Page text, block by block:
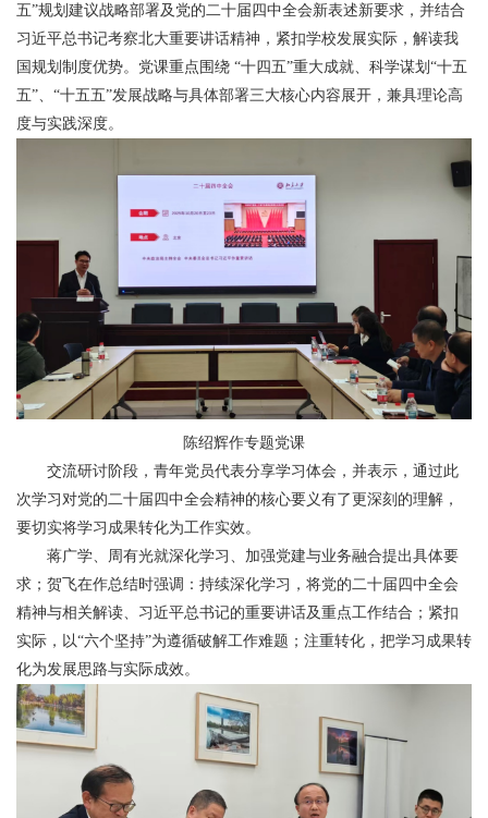
五”规划建议战略部署及党的二十届四中全会新表述新要求，并结合
习近平总书记考察北大重要讲话精神，紧扣学校发展实际，解读我
国规划制度优势。党课重点围绕 “十四五”重大成就、科学谋划“十五
五”、“十五五”发展战略与具体部署三大核心内容展开，兼具理论高
度与实践深度。
陈绍辉作专题党课
交流研讨阶段，青年党员代表分享学习体会，并表示，通过此
次学习对党的二十届四中全会精神的核心要义有了更深刻的理解，
要切实将学习成果转化为工作实效。
蒋广学、周有光就深化学习、加强党建与业务融合提出具体要
求；贺飞在作总结时强调：持续深化学习，将党的二十届四中全会
精神与相关解读、习近平总书记的重要讲话及重点工作结合；紧扣
实际，以“六个坚持”为遵循破解工作难题；注重转化，把学习成果转
化为发展思路与实际成效。